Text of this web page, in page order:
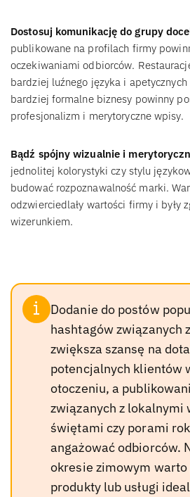
Dostosuj komunikację do grupy
publikowane na profilach firmy
oczekiwaniami odbiorców.
bardziej luźnego języka i
bardziej formalne biznesy powinny
profesjonalizm i merytoryczne wpisy.
Bądź spójny wizualnie i
jednolitej kolorystyki czy stylu
budować rozpoznawalność marki.
odzwierciedlały wartości firmy i były
wizerunkiem.
Dodanie do postów
hashtagów związanych
zwiększa szansę na
potencjalnych klientów
otoczeniu, a
związanych z lokalnymi
świętami czy porami
angażować odbiorców.
okresie zimowym
produkty lub usługi